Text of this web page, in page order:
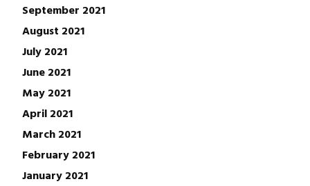
September 2021
August 2021
July 2021
June 2021
May 2021
April 2021
March 2021
February 2021
January 2021